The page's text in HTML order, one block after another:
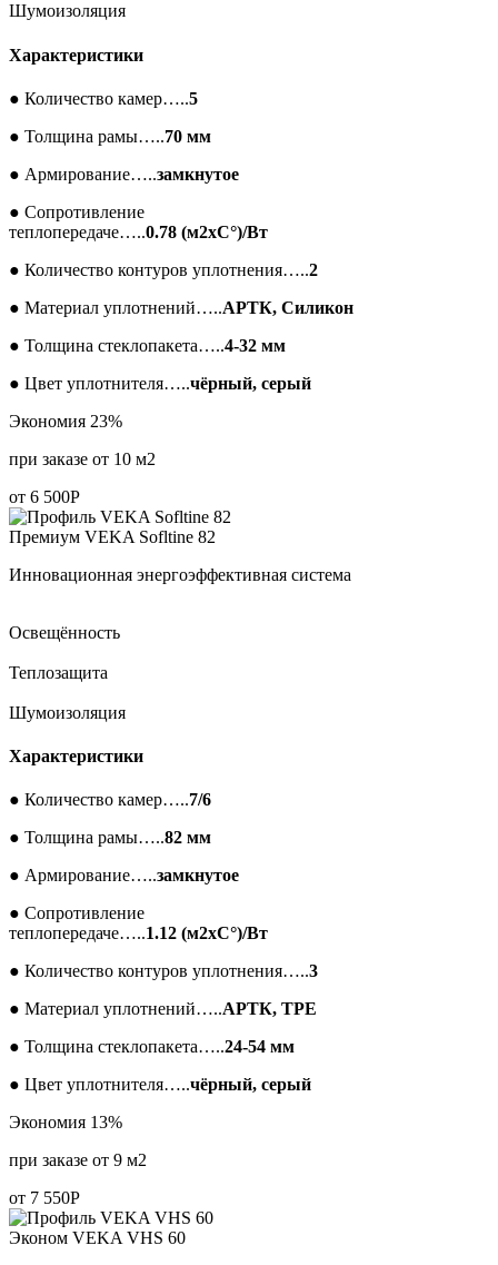
Шумоизоляция
Характеристики
● Количество камер…..5
● Толщина рамы…..70 мм
● Армирование…..замкнутое
● Сопротивление
теплопередаче…..0.78 (м2xC°)/Вт
● Количество контуров уплотнения…..2
● Материал уплотнений…..АРТК, Силикон
● Толщина стеклопакета…..4-32 мм
● Цвет уплотнителя…..чёрный, серый
Экономия 23%
при заказе от 10 м2
от 6 500Р
Премиум VEKA Sofltine 82
Инновационная энергоэффективная система
Освещённость
Теплозащита
Шумоизоляция
Характеристики
● Количество камер…..7/6
● Толщина рамы…..82 мм
● Армирование…..замкнутое
● Сопротивление
теплопередаче…..1.12 (м2xC°)/Вт
● Количество контуров уплотнения…..3
● Материал уплотнений…..АРТК, ТРЕ
● Толщина стеклопакета…..24-54 мм
● Цвет уплотнителя…..чёрный, серый
Экономия 13%
при заказе от 9 м2
от 7 550Р
Эконом VEKA VHS 60